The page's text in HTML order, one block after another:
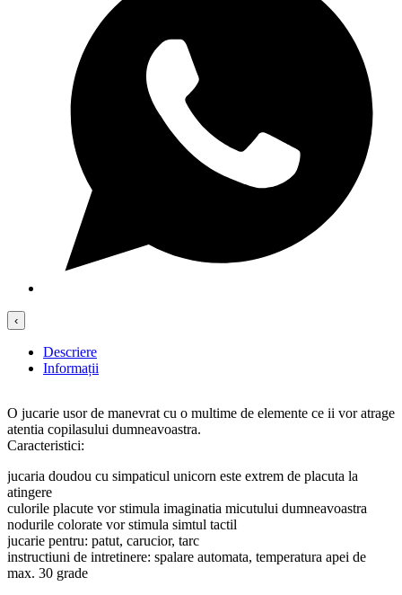
‹
Descriere
Informații
O jucarie usor de manevrat cu o multime de elemente ce ii vor atrage
atentia copilasului dumneavoastra.
Caracteristici:
jucaria doudou cu simpaticul unicorn este extrem de placuta la
atingere
culorile placute vor stimula imaginatia micutului dumneavoastra
nodurile colorate vor stimula simtul tactil
jucarie pentru: patut, carucior, tarc
instructiuni de intretinere: spalare automata, temperatura apei de
max. 30 grade